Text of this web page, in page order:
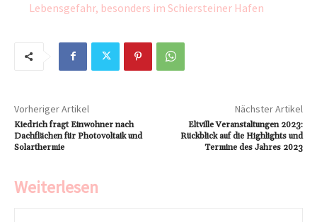
Lebensgefahr, besonders im Schiersteiner Hafen
Vorheriger Artikel
Kiedrich fragt Einwohner nach
Dachflächen für Photovoltaik und
Solarthermie
Nächster Artikel
Eltville Veranstaltungen 2023:
Rückblick auf die Highlights und
Termine des Jahres 2023
Weiterlesen